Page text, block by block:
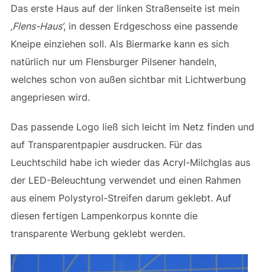
Das erste Haus auf der linken Straßenseite ist mein
‚Flens-Haus‘, in dessen Erdgeschoss eine passende
Kneipe einziehen soll. Als Biermarke kann es sich
natürlich nur um Flensburger Pilsener handeln,
welches schon von außen sichtbar mit Lichtwerbung
angepriesen wird.
Das passende Logo ließ sich leicht im Netz finden und
auf Transparentpapier ausdrucken. Für das
Leuchtschild habe ich wieder das Acryl-Milchglas aus
der LED-Beleuchtung verwendet und einen Rahmen
aus einem Polystyrol-Streifen darum geklebt. Auf
diesen fertigen Lampenkorpus konnte die
transparente Werbung geklebt werden.